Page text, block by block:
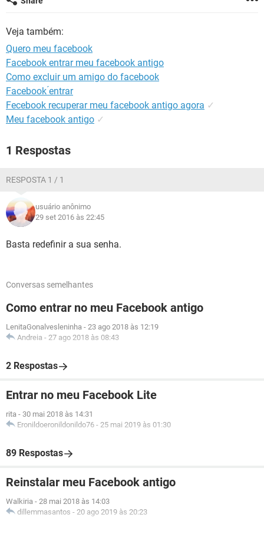
GUIA DE COMPRAS
Veja também:
Quero meu facebook
Facebook entrar meu facebook antigo
Como excluir um amigo do facebook
Facebook ́entrar
Fecebook recuperar meu facebook antigo agora ✓
Meu facebook antigo ✓
1 Respostas
RESPOSTA 1 / 1
usuário anônimo
29 set 2016 às 22:45
Basta redefinir a sua senha.
Conversas semelhantes
Como entrar no meu Facebook antigo
LenitaGonalvesleninha - 23 ago 2018 às 12:19
Andreia - 27 ago 2018 às 08:43
2 Respostas
Entrar no meu Facebook Lite
rita - 30 mai 2018 às 14:31
Eronildoeronildonildo76 - 25 mai 2019 às 01:30
89 Respostas
Reinstalar meu Facebook antigo
Walkiria - 28 mai 2018 às 14:03
dillemmasantos - 20 ago 2019 às 20:23